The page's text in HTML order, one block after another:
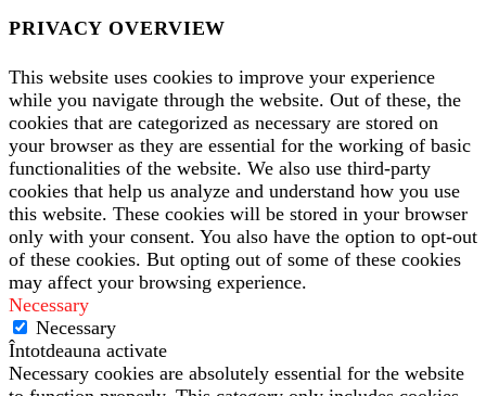
PRIVACY OVERVIEW
This website uses cookies to improve your experience
while you navigate through the website. Out of these, the
cookies that are categorized as necessary are stored on
your browser as they are essential for the working of basic
functionalities of the website. We also use third-party
cookies that help us analyze and understand how you use
this website. These cookies will be stored in your browser
only with your consent. You also have the option to opt-out
of these cookies. But opting out of some of these cookies
may affect your browsing experience.
Necessary
Necessary
Întotdeauna activate
Necessary cookies are absolutely essential for the website